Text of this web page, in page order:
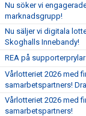
Nu söker vi
marknadsgrupp!
Nu säljer vi digitala
Skoghalls Innebandy!
REA på
Vårlotteriet 2026 med
samarbetspartners!
Vårlotteriet 2026 med
samarbetspartners!